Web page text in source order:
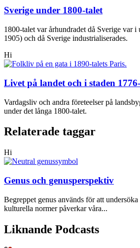
Sverige under 1800-talet
1800-talet var århundradet då Sverige var
1905) och då Sverige industrialiserades.
Hi
Livet på landet och i staden
Vardagsliv och andra företeelser på
under det långa 1800-talet.
Relaterade taggar
Hi
Genus och genusperspektiv
Begreppet genus används för att
kulturella normer påverkar våra...
Liknande Podcasts